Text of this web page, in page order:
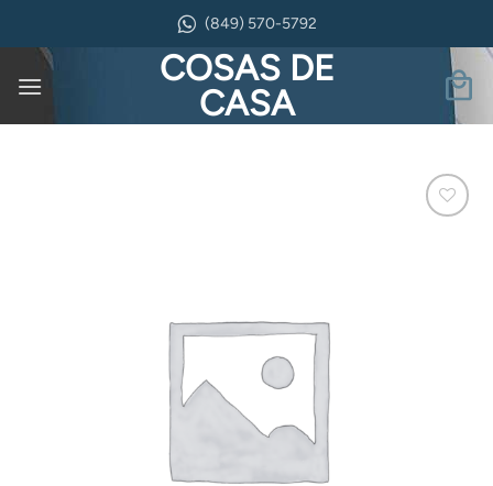
contenido
(849) 570-5792
COSAS DE
CASA